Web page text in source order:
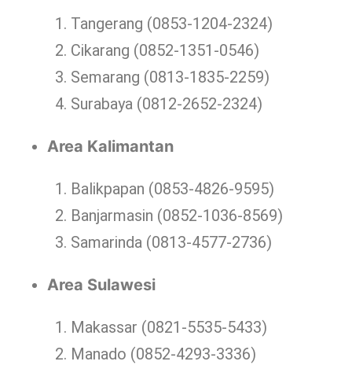
Tangerang (0853-1204-2324)
Cikarang (0852-1351-0546)
Semarang (0813-1835-2259)
Surabaya (0812-2652-2324)
Area Kalimantan
Balikpapan (0853-4826-9595)
Banjarmasin (0852-1036-8569)
Samarinda (0813-4577-2736)
Area Sulawesi
Makassar (0821-5535-5433)
Manado (0852-4293-3336)